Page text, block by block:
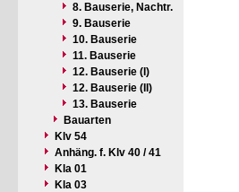
8. Bauserie, Nachtr.
9. Bauserie
10. Bauserie
11. Bauserie
12. Bauserie (I)
12. Bauserie (II)
13. Bauserie
Bauarten
Klv 54
Anhäng. f. Klv 40 / 41
Kla 01
Kla 03